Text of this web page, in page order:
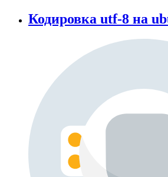
Кодировка utf-8 на